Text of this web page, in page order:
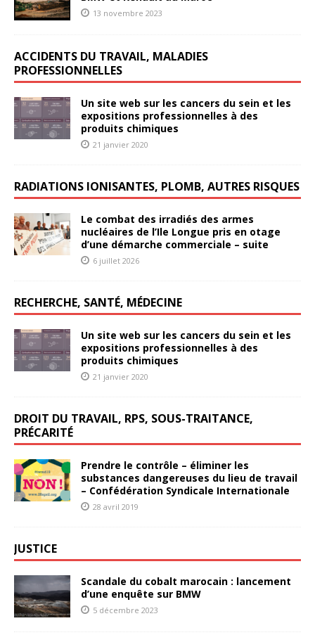
13 novembre 2023
ACCIDENTS DU TRAVAIL, MALADIES
PROFESSIONNELLES
Un site web sur les cancers du sein et les
expositions professionnelles à des
produits chimiques
21 janvier 2020
RADIATIONS IONISANTES, PLOMB, AUTRES RISQUES
Le combat des irradiés des armes
nucléaires de l’Ile Longue pris en otage
d’une démarche commerciale – suite
6 juillet 2026
RECHERCHE, SANTÉ, MÉDECINE
Un site web sur les cancers du sein et les
expositions professionnelles à des
produits chimiques
21 janvier 2020
DROIT DU TRAVAIL, RPS, SOUS-TRAITANCE,
PRÉCARITÉ
Prendre le contrôle – éliminer les
substances dangereuses du lieu de travail
– Confédération Syndicale Internationale
28 avril 2019
JUSTICE
Scandale du cobalt marocain : lancement
d’une enquête sur BMW
5 décembre 2023